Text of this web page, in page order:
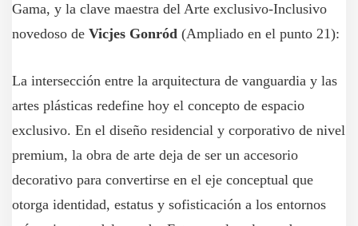
Gama, y la clave maestra del Arte exclusivo-Inclusivo
novedoso de Vicjes Gonród (Ampliado en el punto 21):
La intersección entre la arquitectura de vanguardia y las
artes plásticas redefine hoy el concepto de espacio
exclusivo. En el diseño residencial y corporativo de nivel
premium, la obra de arte deja de ser un accesorio
decorativo para convertirse en el eje conceptual que
otorga identidad, estatus y sofisticación a los entornos